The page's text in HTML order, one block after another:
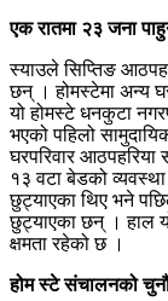
एक रातमा २३ जना
स्याउले सिप्तिङ
छन् । होमस्टेमा अन्य
यो होमस्टे धनकुटा
भएको पहिलो
घरपरिवार आठपहरिया
१३ वटा बेडको
छुट्याएका थिए भने
छुट्याएका छन् । हाल
क्षमता रहेको छ ।
होम स्टे संचालनको